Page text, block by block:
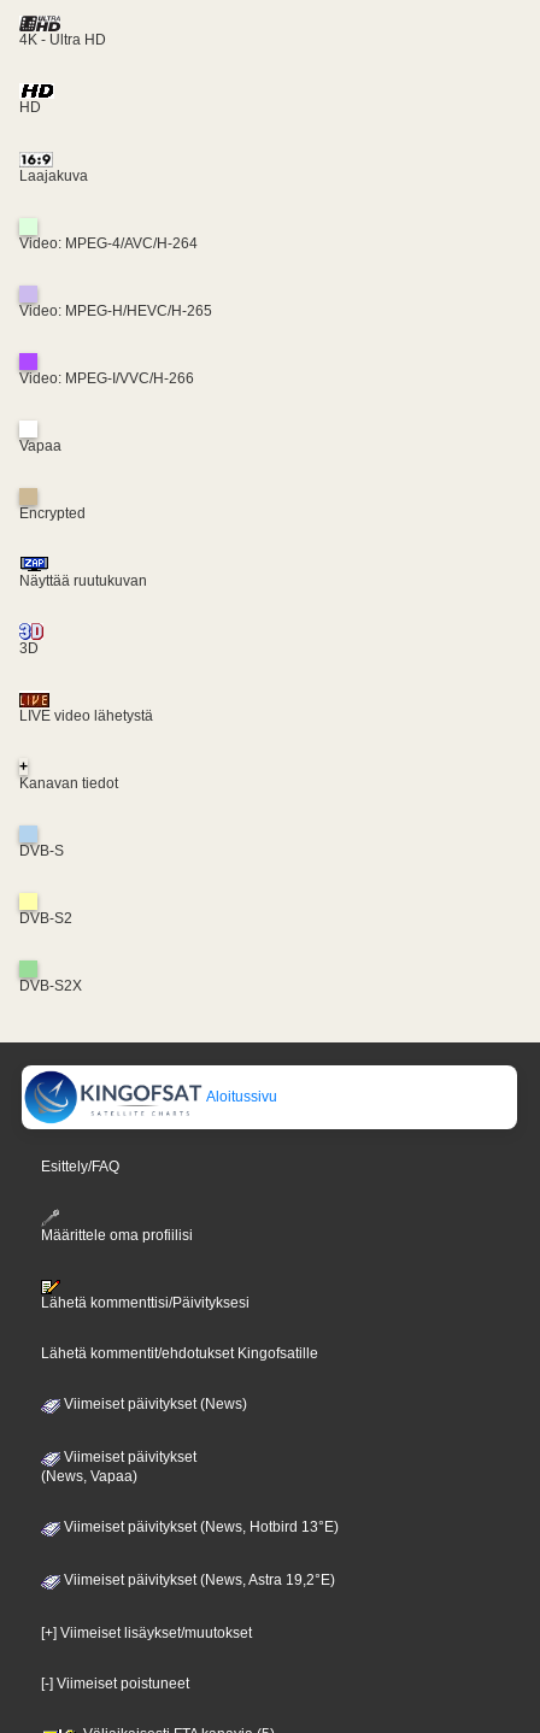
4K - Ultra HD
HD
Laajakuva
Video: MPEG-4/AVC/H-264
Video: MPEG-H/HEVC/H-265
Video: MPEG-I/VVC/H-266
Vapaa
Encrypted
Näyttää ruutukuvan
3D
LIVE video lähetystä
+
Kanavan tiedot
DVB-S
DVB-S2
DVB-S2X
Aloitussivu
Esittely/FAQ
Määrittele oma profiilisi
Lähetä kommenttisi/Päivityksesi
Lähetä kommentit/ehdotukset Kingofsatille
Viimeiset päivitykset (News)
Viimeiset päivitykset
(News, Vapaa)
Viimeiset päivitykset (News, Hotbird 13°E)
Viimeiset päivitykset (News, Astra 19,2°E)
[+] Viimeiset lisäykset/muutokset
[-] Viimeiset poistuneet